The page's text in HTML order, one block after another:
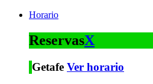
Horario
ReservasX
Getafe Ver horario